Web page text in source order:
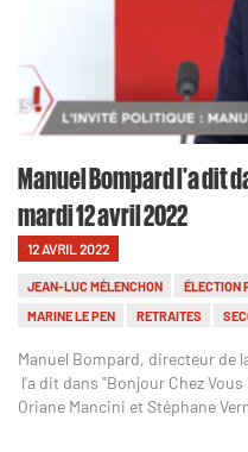
Manuel Bompard l'a dit
mardi 12 avril 2022
12 AVRIL 2022
JEAN-LUC MÉLENCHON ÉLECTION
MARINE LE PEN
RETRAITES
Manuel Bompard, directeur de
l'a dit dans "Bonjour Chez
Oriane Mancini et Stéphane